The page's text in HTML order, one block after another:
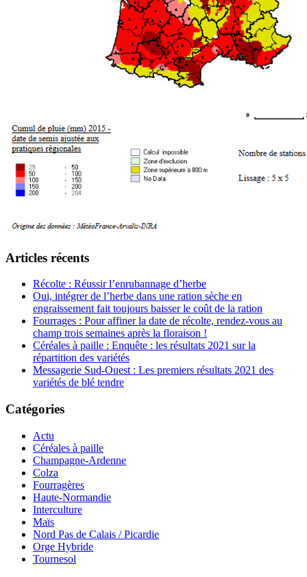
Articles récents
Récolte : Réussir l’enrubannage d’herbe
Oui, intégrer de l’herbe dans une ration sèche en
engraissement fait toujours baisser le coût de la ration
Fourrages : Pour affiner la date de récolte, rendez-vous au
champ trois semaines après la floraison !
Céréales à paille : Enquête : les résultats 2021 sur la
répartition des variétés
Messagerie Sud-Ouest : Les premiers résultats 2021 des
variétés de blé tendre
Catégories
Actu
Céréales à paille
Champagne-Ardenne
Colza
Fourragères
Haute-Normandie
Interculture
Maïs
Nord Pas de Calais / Picardie
Orge Hybride
Tournesol